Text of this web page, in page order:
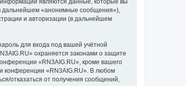
дальнейшем «анонимные сообщения»),
и авторизации (в дальнейшем
для входа под вашей учётной
охраняется законами о защите
«RN3AIG.RU», кроме вашего
конференции «RN3AIG.RU». В любом
отказаться от получения сообщений,